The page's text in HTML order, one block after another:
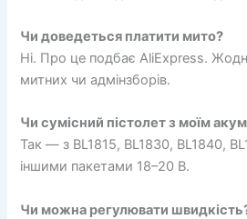
Чи доведеться платити мито?
Ні. Про це подбає AliExpress.
митних чи адмінзборів.
Чи сумісний пістолет з моїм
Так — з BL1815, BL1830, BL1840,
іншими пакетами 18–20 В.
Чи можна регулювати